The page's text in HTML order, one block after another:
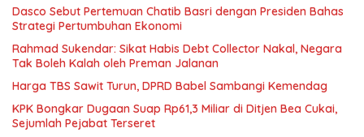
Dasco Sebut Pertemuan Chatib Basri dengan Presiden Bahas
Strategi Pertumbuhan Ekonomi
Rahmad Sukendar: Sikat Habis Debt Collector Nakal, Negara
Tak Boleh Kalah oleh Preman Jalanan
Harga TBS Sawit Turun, DPRD Babel Sambangi Kemendag
KPK Bongkar Dugaan Suap Rp61,3 Miliar di Ditjen Bea Cukai,
Sejumlah Pejabat Terseret